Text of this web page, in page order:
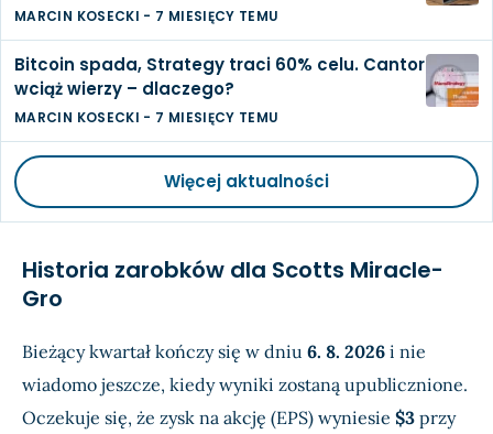
MARCIN KOSECKI - 7 MIESIĘCY TEMU
Bitcoin spada, Strategy traci 60% celu. Cantor
wciąż wierzy – dlaczego?
MARCIN KOSECKI - 7 MIESIĘCY TEMU
Więcej aktualności
Historia zarobków dla Scotts Miracle-
Gro
Bieżący kwartał kończy się w dniu 6. 8. 2026 i nie
wiadomo jeszcze, kiedy wyniki zostaną upublicznione.
Oczekuje się, że zysk na akcję (EPS) wyniesie $3 przy